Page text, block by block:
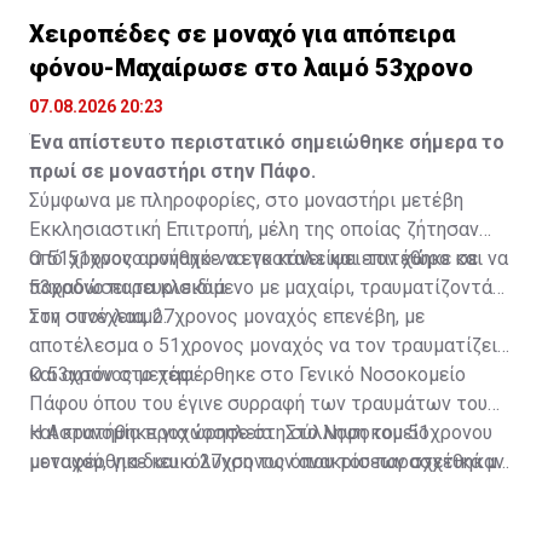
Χειροπέδες σε μοναχό για απόπειρα
φόνου-Μαχαίρωσε στο λαιμό 53χρονο
07.08.2026 20:23
Ένα απίστευτο περιστατικό σημειώθηκε σήμερα το
πρωί σε μοναστήρι στην Πάφο.
Σύμφωνα με πληροφορίες, στο μοναστήρι μετέβη
Εκκλησιαστική Επιτροπή, μέλη της οποίας ζήτησαν
από 51χρονο μοναχό να εγκαταλείψει τον χώρο και να
παραδώσει τα κλειδιά.
Ο 51χρονος αρνήθηκε να το κάνει και επιτέθηκε σε
53χρονο παρευρισκόμενο με μαχαίρι, τραυματίζοντάς
τον στον λαιμό.
Στη συνέχεια, 27χρονος μοναχός επενέβη, με
αποτέλεσμα ο 51χρονος μοναχός να τον τραυματίζει
και αυτόν στο χέρι.
Ο 53χρονος μεταφέρθηκε στο Γενικό Νοσοκομείο
Πάφου όπου του έγινε συρραφή των τραυμάτων του
και κρατήθηκε για νοσηλεία. Στο Νοσοκομείο
μεταφέρθηκε και ο 27χρονος όπου του παρασχέθηκαν
Η Αστυνομία προχώρησε στη σύλληψη του 51χρονου
μοναχού, για διευκόλυνση των ανακρίσεων σχετικά με